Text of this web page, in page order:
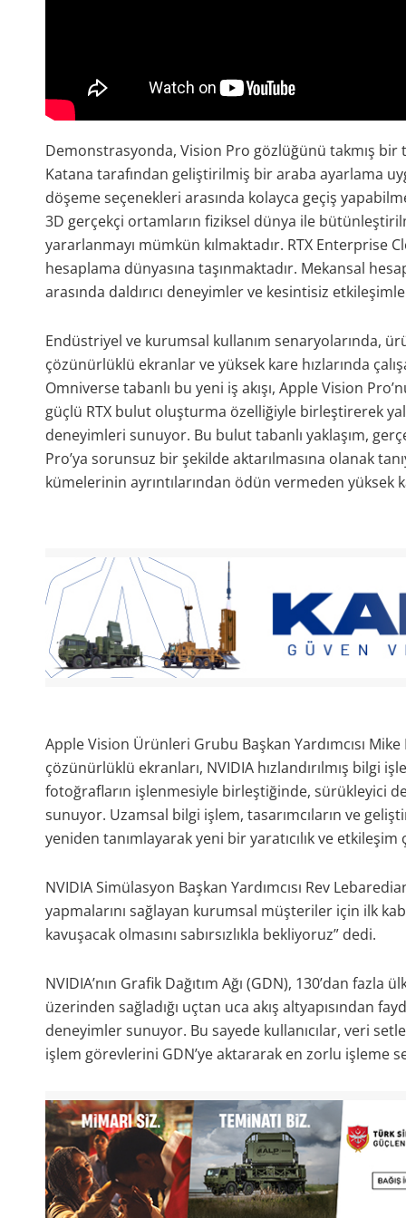
Demonstrasyonda, Vision Pro gözlüğünü takmış
Katana tarafından geliştirilmiş bir araba ayarlama
döşeme seçenekleri arasında kolayca geçiş
3D gerçekçi ortamların fiziksel dünya ile
yararlanmayı mümkün kılmaktadır. RTX
hesaplama dünyasına taşınmaktadır. Mekansal
arasında daldırıcı deneyimler ve kesintisiz
Endüstriyel ve kurumsal kullanım senaryolarında,
çözünürlüklü ekranlar ve yüksek kare hızlarında
Omniverse tabanlı bu yeni iş akışı, Apple Vision
güçlü RTX bulut oluşturma özelliğiyle birleştirerek
deneyimleri sunuyor. Bu bulut tabanlı yaklaşım,
Pro’ya sorunsuz bir şekilde aktarılmasına olanak
kümelerinin ayrıntılarından ödün vermeden yüksek
Apple Vision Ürünleri Grubu Başkan Yardımcısı
çözünürlüklü ekranları, NVIDIA hızlandırılmış bilgi
fotoğrafların işlenmesiyle birleştiğinde, sürükleyici
sunuyor. Uzamsal bilgi işlem, tasarımcıların ve
yeniden tanımlayarak yeni bir yaratıcılık ve etkileşim
NVIDIA Simülasyon Başkan Yardımcısı Rev
yapmalarını sağlayan kurumsal müşteriler için ilk
kavuşacak olmasını sabırsızlıkla bekliyoruz” dedi.
NVIDIA’nın Grafik Dağıtım Ağı (GDN), 130’dan
üzerinden sağladığı uçtan uca akış altyapısından
deneyimler sunuyor. Bu sayede kullanıcılar, veri
işlem görevlerini GDN’ye aktararak en zorlu işleme